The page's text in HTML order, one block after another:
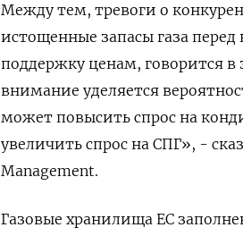
Между тем, тревоги о
истощенные запасы газа
поддержку ценам, говорится в
внимание уделяется
может повысить спрос на
‌увеличить спрос на СПГ», -
Management.
Газовые хранилища ЕС